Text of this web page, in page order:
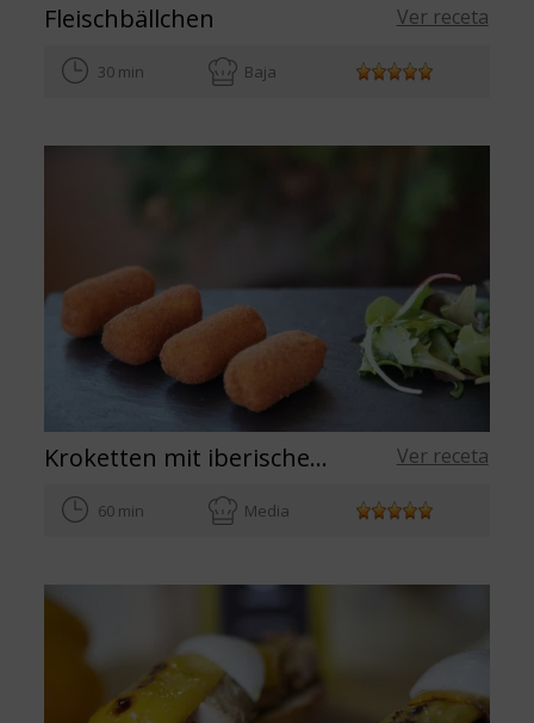
Fleischbällchen Ver receta
30 min Baja
Kroketten mit iberischem Schinken Ver receta
60 min Media